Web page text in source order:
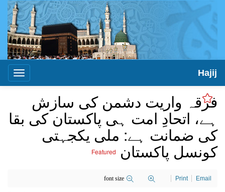
Toggle
Hajij
فرقہ واریت دشمن کی سازش
ہے، اتحادِ امت ہی پاکستان کی بقا
کی ضمانت ہے: ملی یکجہتی
کونسل پاکستان Featured
font size Print Email